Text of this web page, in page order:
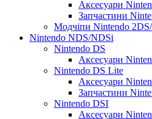
Аксесуари
Запчастини
Модчіпи Nintendo
Nintendo NDS/NDSi
Nintendo DS
Аксесуари
Nintendo DS Lite
Аксесуари
Запчастини
Nintendo DSI
Аксесуари